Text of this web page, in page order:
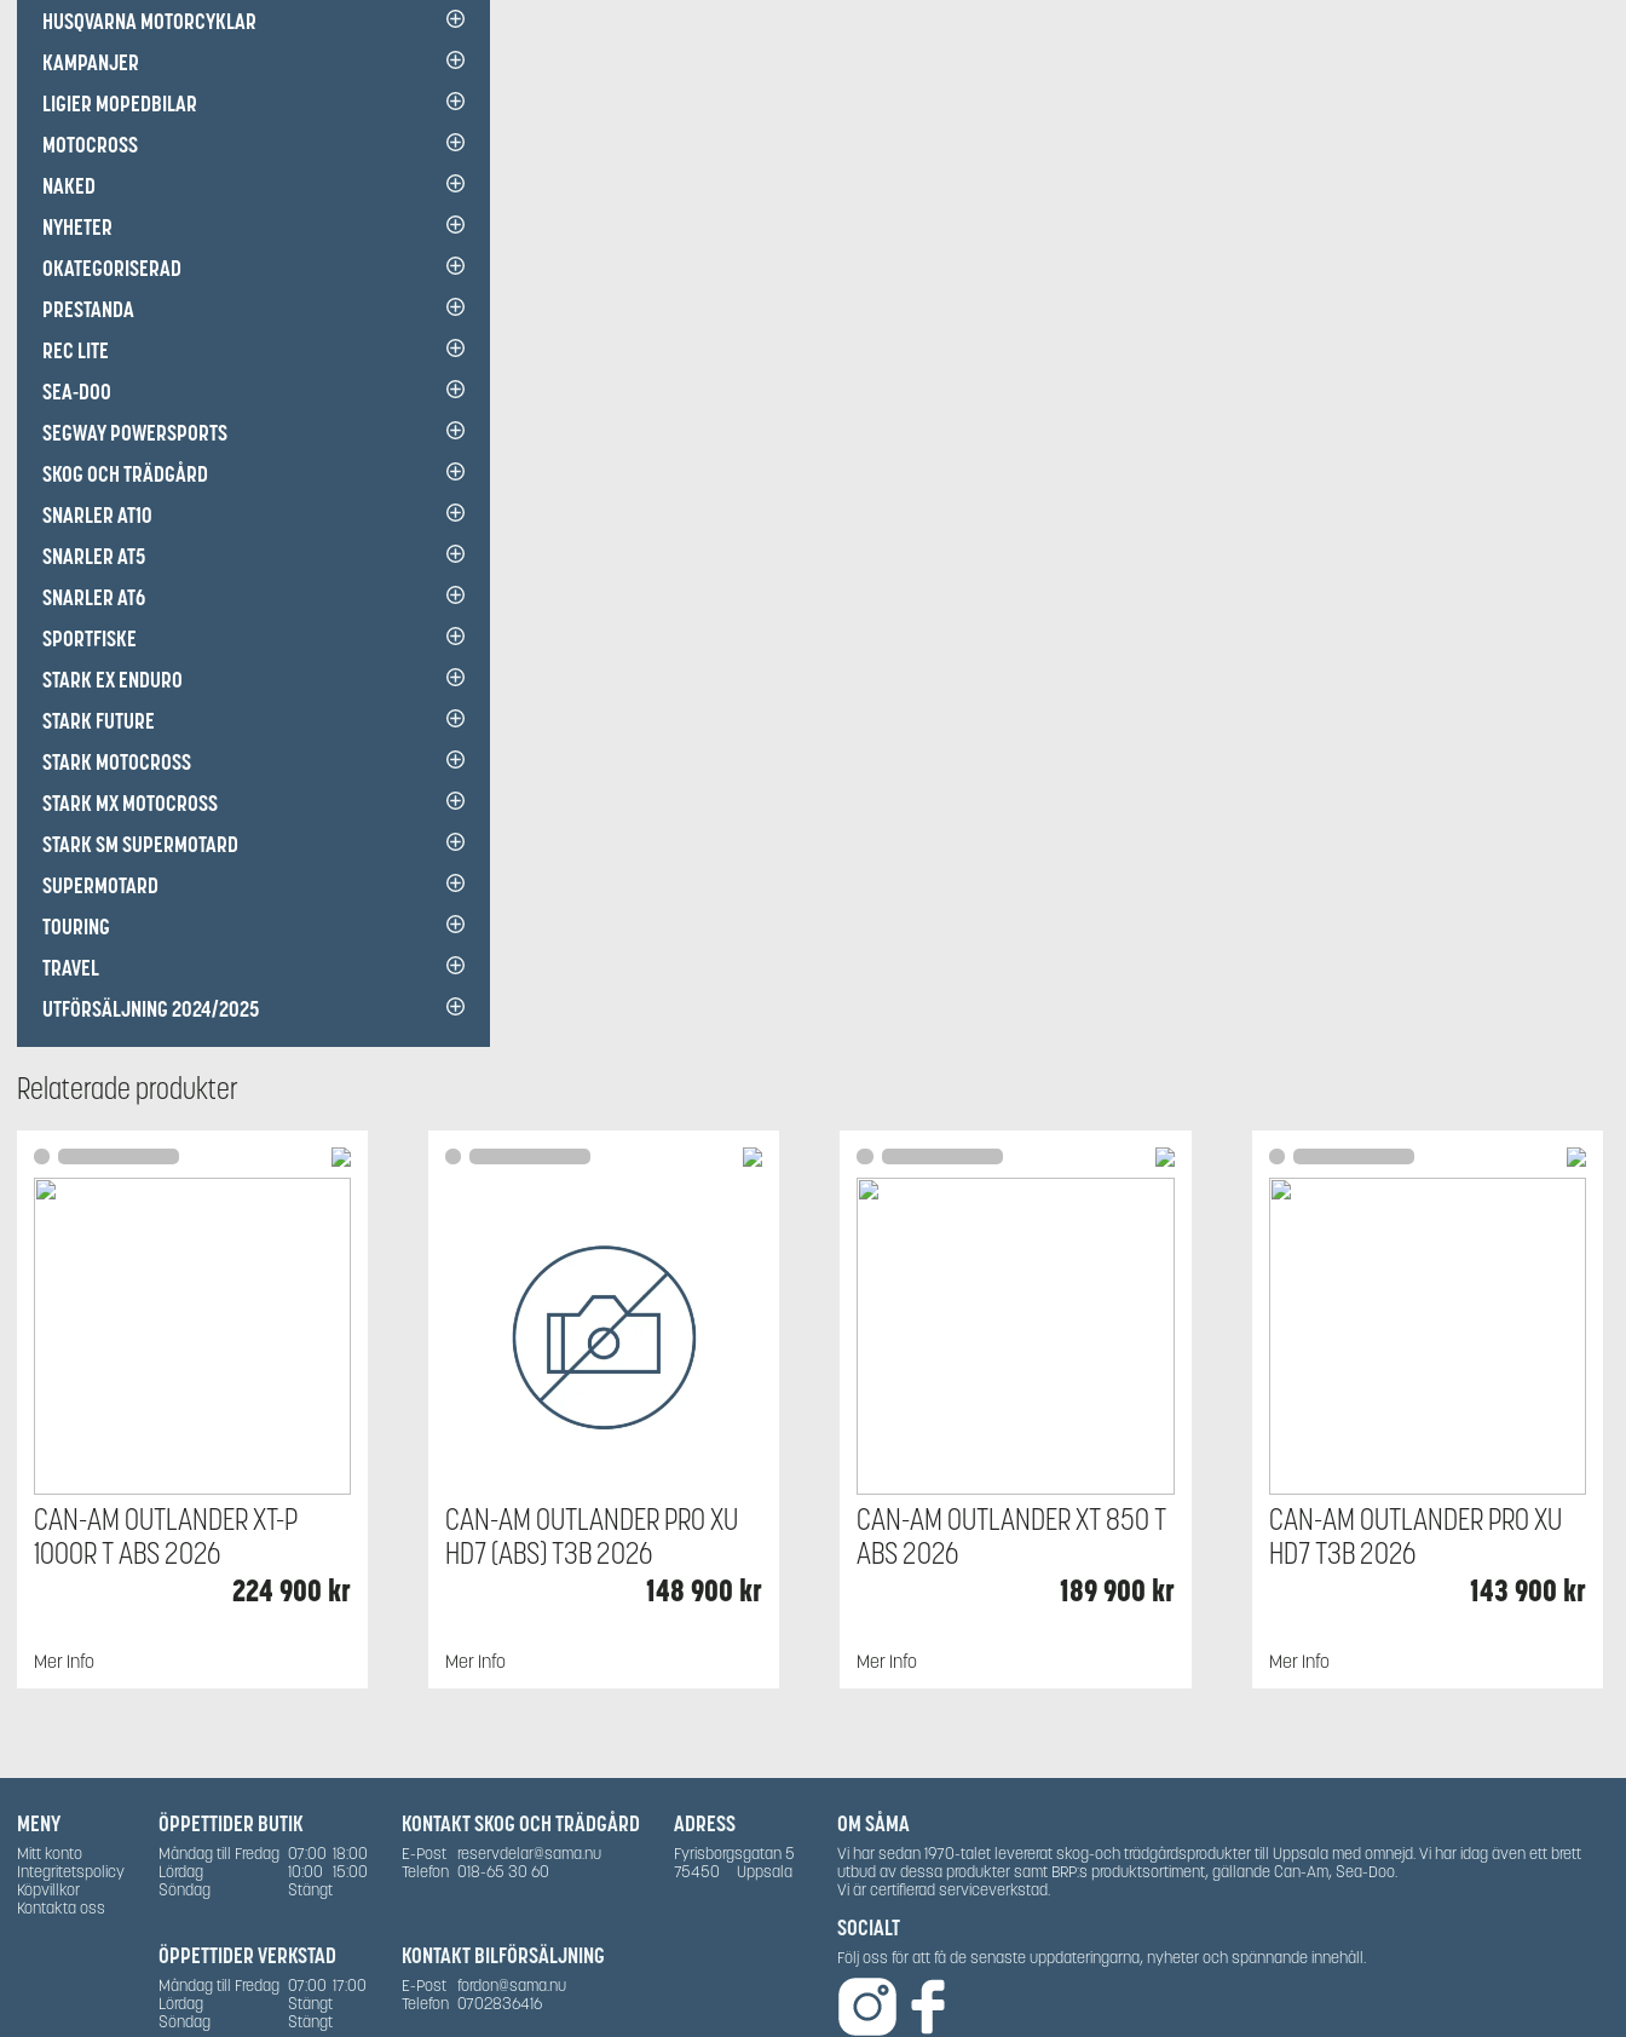
HUSQVARNA MOTORCYKLAR
KAMPANJER
LIGIER MOPEDBILAR
MOTOCROSS
NAKED
NYHETER
OKATEGORISERAD
PRESTANDA
REC LITE
SEA-DOO
SEGWAY POWERSPORTS
SKOG OCH TRÄDGÅRD
SNARLER AT10
SNARLER AT5
SNARLER AT6
SPORTFISKE
STARK EX ENDURO
STARK FUTURE
STARK MOTOCROSS
STARK MX MOTOCROSS
STARK SM SUPERMOTARD
SUPERMOTARD
TOURING
TRAVEL
UTFÖRSÄLJNING 2024/2025
Relaterade produkter
CAN-AM OUTLANDER XT-P
1000R T ABS 2026
224 900 kr
Mer Info
CAN-AM OUTLANDER PRO XU
HD7 (ABS) T3B 2026
148 900 kr
Mer Info
CAN-AM OUTLANDER XT 850 T
ABS 2026
189 900 kr
Mer Info
CAN-AM OUTLANDER PRO XU
HD7 T3B 2026
143 900 kr
Mer Info
MENY
Mitt konto
Integritetspolicy
Köpvillkor
Kontakta oss
ÖPPETTIDER BUTIK
Måndag till Fredag 07:00 18:00
Lördag
10:00 15:00
Söndag
Stängt
ÖPPETTIDER VERKSTAD
Måndag till Fredag 07:00 17:00
Lördag
Stängt
Söndag
Stängt
ADRESS
Fyrisborgsgatan 5
75450
Uppsala
KONTAKT SKOG OCH TRÄDGÅRD
E-Post reservdelar@sama.nu
Telefon 018-65 30 60
KONTAKT BILFÖRSÄLJNING
E-Post fordon@sama.nu
Telefon 0702836416
OM SÅMA
Vi har sedan 1970-talet levererat skog-och trädgårdsprodukter till Uppsala med omnejd. Vi har idag även ett brett
utbud av dessa produkter samt BRP:s produktsortiment, gällande Can-Am, Sea-Doo.
Vi är certifierad serviceverkstad.
SOCIALT
Följ oss för att få de senaste uppdateringarna, nyheter och spännande innehåll.